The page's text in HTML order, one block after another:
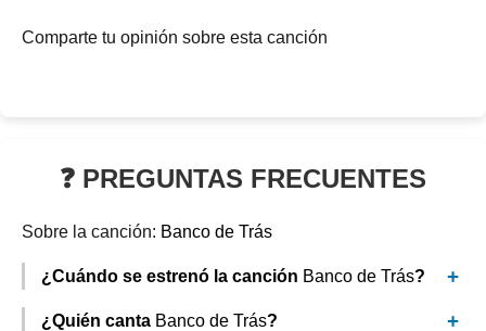
Comparte tu opinión sobre esta canción
❓ PREGUNTAS FRECUENTES
Sobre la canción: Banco de Trás
¿Cuándo se estrenó la canción Banco de Trás?
¿Quién canta Banco de Trás?